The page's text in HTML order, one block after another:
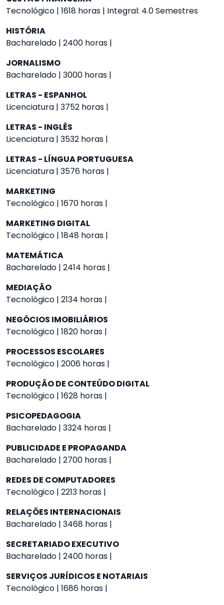
Tecnológico | 1618 horas | Integral: 4.0 Semestres
HISTÓRIA
Bacharelado | 2400 horas |
JORNALISMO
Bacharelado | 3000 horas |
LETRAS - ESPANHOL
Licenciatura | 3752 horas |
LETRAS - INGLÊS
Licenciatura | 3532 horas |
LETRAS - LÍNGUA PORTUGUESA
Licenciatura | 3576 horas |
MARKETING
Tecnológico | 1670 horas |
MARKETING DIGITAL
Tecnológico | 1848 horas |
MATEMÁTICA
Bacharelado | 2414 horas |
MEDIAÇÃO
Tecnológico | 2134 horas |
NEGÓCIOS IMOBILIÁRIOS
Tecnológico | 1820 horas |
PROCESSOS ESCOLARES
Tecnológico | 2006 horas |
PRODUÇÃO DE CONTEÚDO DIGITAL
Tecnológico | 1628 horas |
PSICOPEDAGOGIA
Bacharelado | 3324 horas |
PUBLICIDADE E PROPAGANDA
Bacharelado | 2700 horas |
REDES DE COMPUTADORES
Tecnológico | 2213 horas |
RELAÇÕES INTERNACIONAIS
Bacharelado | 3468 horas |
SECRETARIADO EXECUTIVO
Bacharelado | 2400 horas |
SERVIÇOS JURÍDICOS E NOTARIAIS
Tecnológico | 1686 horas |